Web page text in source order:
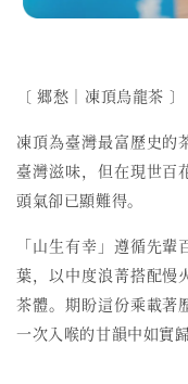
〔 郷愁︱凍頂烏龍茶 〕
凍頂為臺灣最富歷史的
臺灣滋味，但在現世百
頭氣卻已顯難得。
「山生有幸」遵循先
葉，以中度浪菁搭配慢
茶體。期盼這份乘載著
一次入喉的甘韻中如實歸